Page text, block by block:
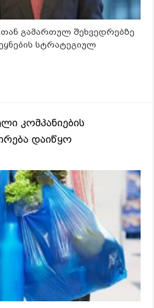
გამართულ შეხვედრებზე
სტრატეგიულ
კომპანიების
დაიწყო